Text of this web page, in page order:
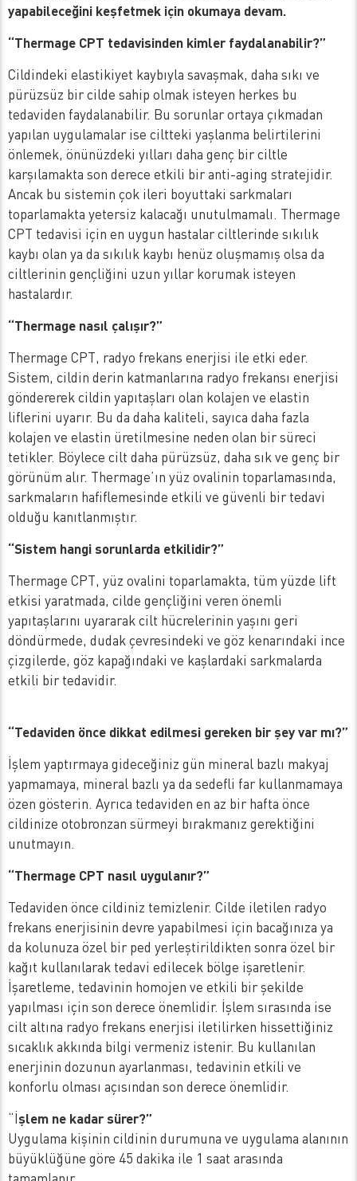
yapabileceğini keşfetmek için okumaya devam.
“Thermage CPT tedavisinden kimler faydalanabilir?”
Cildindeki elastikiyet kaybıyla savaşmak, daha sıkı ve
pürüzsüz bir cilde sahip olmak isteyen herkes bu
tedaviden faydalanabilir. Bu sorunlar ortaya çıkmadan
yapılan uygulamalar ise ciltteki yaşlanma belirtilerini
önlemek, önünüzdeki yılları daha genç bir ciltle
karşılamakta son derece etkili bir anti-aging stratejidir.
Ancak bu sistemin çok ileri boyuttaki sarkmaları
toparlamakta yetersiz kalacağı unutulmamalı. Thermage
CPT tedavisi için en uygun hastalar ciltlerinde sıkılık
kaybı olan ya da sıkılık kaybı henüz oluşmamış olsa da
ciltlerinin gençliğini uzun yıllar korumak isteyen
hastalardır.
“Thermage nasıl çalışır?”
Thermage CPT, radyo frekans enerjisi ile etki eder.
Sistem, cildin derin katmanlarına radyo frekansı enerjisi
göndererek cildin yapıtaşları olan kolajen ve elastin
liflerini uyarır. Bu da daha kaliteli, sayıca daha fazla
kolajen ve elastin üretilmesine neden olan bir süreci
tetikler. Böylece cilt daha pürüzsüz, daha sık ve genç bir
görünüm alır. Thermage’ın yüz ovalinin toparlamasında,
sarkmaların hafiflemesinde etkili ve güvenli bir tedavi
olduğu kanıtlanmıştır.
“Sistem hangi sorunlarda etkilidir?”
Thermage CPT, yüz ovalini toparlamakta, tüm yüzde lift
etkisi yaratmada, cilde gençliğini veren önemli
yapıtaşlarını uyararak cilt hücrelerinin yaşını geri
döndürmede, dudak çevresindeki ve göz kenarındaki ince
çizgilerde, göz kapağındaki ve kaşlardaki sarkmalarda
etkili bir tedavidir.
“Tedaviden önce dikkat edilmesi gereken bir şey var mı?”
İşlem yaptırmaya gideceğiniz gün mineral bazlı makyaj
yapmamaya, mineral bazlı ya da sedefli far kullanmamaya
özen gösterin. Ayrıca tedaviden en az bir hafta önce
cildinize otobronzan sürmeyi bırakmanız gerektiğini
unutmayın.
“Thermage CPT nasıl uygulanır?”
Tedaviden önce cildiniz temizlenir. Cilde iletilen radyo
frekans enerjisinin devre yapabilmesi için bacağınıza ya
da kolunuza özel bir ped yerleştirildikten sonra özel bir
kağıt kullanılarak tedavi edilecek bölge işaretlenir.
İşaretleme, tedavinin homojen ve etkili bir şekilde
yapılması için son derece önemlidir. İşlem sırasında ise
cilt altına radyo frekans enerjisi iletilirken hissettiğiniz
sıcaklık akkında bilgi vermeniz istenir. Bu kullanılan
enerjinin dozunun ayarlanması, tedavinin etkili ve
konforlu olması açısından son derece önemlidir.
“İşlem ne kadar sürer?”
Uygulama kişinin cildinin durumuna ve uygulama alanının
büyüklüğüne göre 45 dakika ile 1 saat arasında